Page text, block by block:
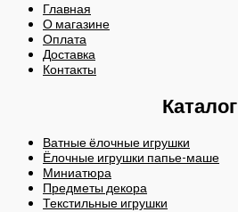
Главная
О магазине
Оплата
Доставка
Контакты
Каталог
Ватные ёлочные игрушки
Ёлочные игрушки папье-маше
Миниатюра
Предметы декора
Текстильные игрушки